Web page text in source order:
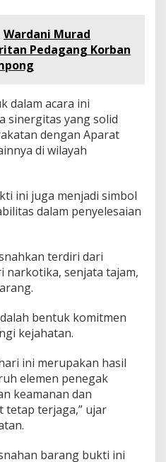
Wardani Murad
Pedagang Korban
dalam acara ini
sinergitas yang solid
dengan Aparat
di wilayah
ini juga menjadi simbol
dalam penyelesaian
terdiri dari
narkotika, senjata tajam,
bentuk komitmen
kejahatan.
ini merupakan hasil
elemen penegak
keamanan dan
tetap terjaga,” ujar
barang bukti ini